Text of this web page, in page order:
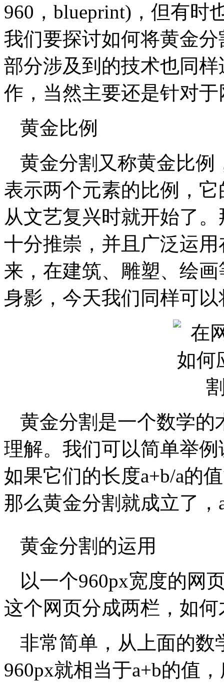
960，blueprint)，但有时
我们要探讨如何将黄金
部分涉及到的技术也同
作，当然主要还是针对
黄金比例
黄金分割又称黄金比例
表示两个元素的比例，
从文艺复兴时就开始了
十分推崇，并且广泛运
来，在建筑、雕塑、绘
身影，今天我们同样可
黄金分割是一个数学的
理解。我们可以简单举
如果它们的长度a+b/a的
那么黄金分割就成立了
黄金分割的运用
以一个960px宽度的网
这个网页分成两栏，如
非常简单，从上面的数
960px就相当于a+b的值